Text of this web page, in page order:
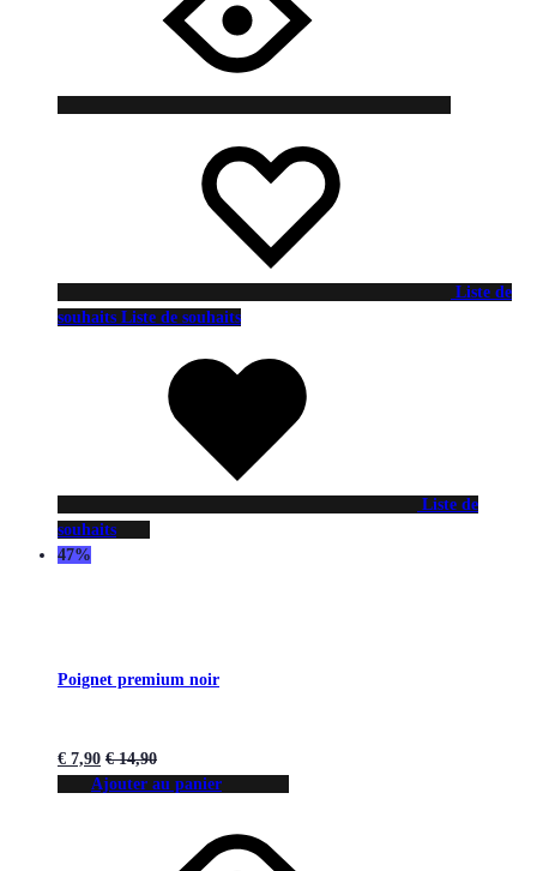
Liste de
souhaits Liste de souhaits
Liste de
souhaits
47%
Poignet premium noir
€ 7,90 €14,90
Ajouter au panier